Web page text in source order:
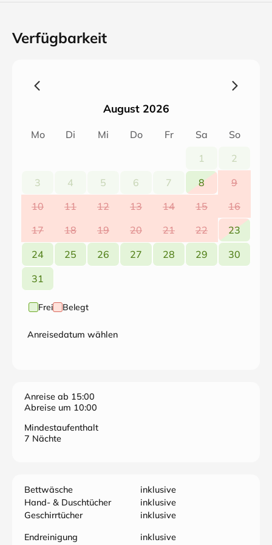
Verfügbarkeit
August 2026
Mo Di Mi Do Fr Sa
So
1
2
3
4 5 6 7 8
9
10
11 12 13 14 15
16
17
18 19 20 21 22
23
24
25 26 27 28 29
30
31
Frei Belegt
Anreisedatum wählen
Anreise ab 15:00
Abreise um 10:00
Mindestaufenthalt
7 Nächte
Bettwäsche
inklusive
Hand- & Duschtücher
inklusive
Geschirrtücher
inklusive
Endreinigung
inklusive